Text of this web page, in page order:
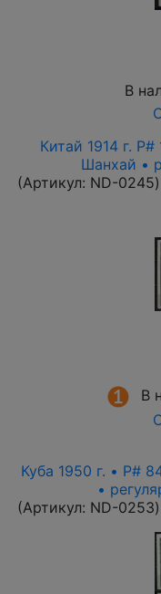
В
Китай 1914 г.
Шанхай •
(Артикул: ND-0245)
В
Куба 1950 г. • P#
•
(Артикул: ND-0253)